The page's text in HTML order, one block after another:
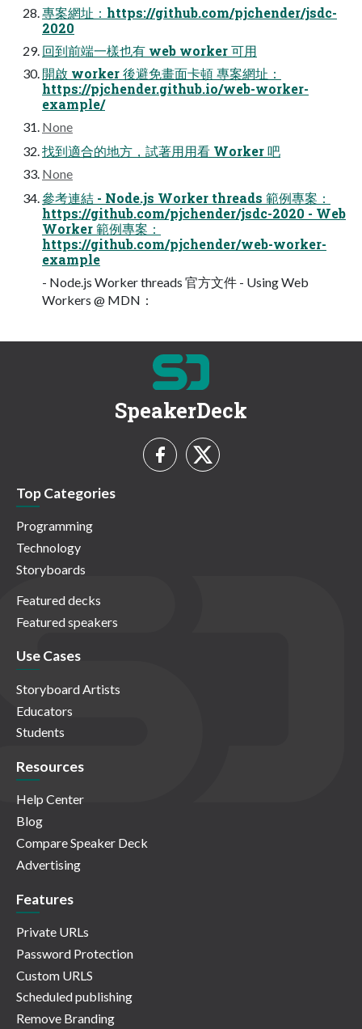
專案網址：https://github.com/pjchender/jsdc-
2020
回到前端一樣也有 web worker 可用
開啟 worker 後避免畫面卡頓 專案網址：
https://pjchender.github.io/web-worker-
example/
None
找到適合的地方，試著用用看 Worker 吧
None
參考連結 - Node.js Worker threads 範例專案：
https://github.com/pjchender/jsdc-2020 - Web
Worker 範例專案：
https://github.com/pjchender/web-worker-
example
- Node.js Worker threads 官方文件 - Using Web
Workers @ MDN：
SpeakerDeck
Top Categories
Programming
Technology
Storyboards
Featured decks
Featured speakers
Use Cases
Storyboard Artists
Educators
Students
Resources
Help Center
Blog
Compare Speaker Deck
Advertising
Features
Private URLs
Password Protection
Custom URLS
Scheduled publishing
Remove Branding